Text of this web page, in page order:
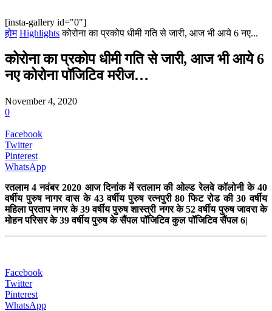
[insta-gallery id="0"]
होम Highlights कोरोना का प्रकोप धीमी गति से जारी, आज भी आये 6 नए...
कोरोना का प्रकोप धीमी गति से जारी, आज भी आये 6
नए कोरोना पॉजिटिव मरीज…
November 4, 2020
0
Facebook
Twitter
Pinterest
WhatsApp
रतलाम 4 नवंबर 2020 आज दिनांक में रतलाम की ओल्ड रेलवे कॉलोनी के 40
वर्षीय पुरुष नागर वास के 43 वर्षीय पुरुष रत्नपुरी 80 फिट रोड की 30 वर्षीय
महिला प्रताप नगर के 39 वर्षीय पुरुष शास्त्री नगर के 52 वर्षीय पुरुष जावरा के
मोहन परिसर के 39 वर्षीय पुरुष के सैंपल पॉजिटिव कुल पॉजिटिव सैंपल 6|
Facebook
Twitter
Pinterest
WhatsApp